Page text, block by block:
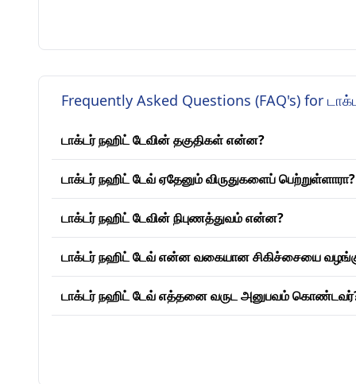
Frequently Asked Questions (FAQ's) for
டாக்டர் நஹிட் டேவின் தகுதிகள் என்ன?
டாக்டர் நஹிட் டேவ் ஏதேனும் விருதுகளைப் பெற்றுள்ளாரா?
டாக்டர் நஹிட் டேவின் நிபுணத்துவம் என்ன?
டாக்டர் நஹிட் டேவ் என்ன வகையான சிகிச்சையை
டாக்டர் நஹிட் டேவ் எத்தனை வருட அனுபவம்